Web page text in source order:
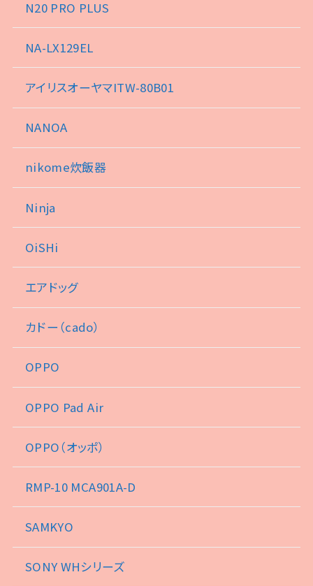
N20 PRO PLUS
NA-LX129EL
アイリスオーヤマITW-80B01
NANOA
nikome炊飯器
Ninja
OiSHi
エアドッグ
カドー（cado）
OPPO
OPPO Pad Air
OPPO（オッポ）
RMP-10 MCA901A-D
SAMKYO
SONY WHシリーズ